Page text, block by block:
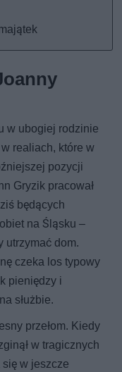
w ubogiej rodzinie
realiach, które w
pozycji
Gryzik pracował
będących
na Śląsku –
utrzymać dom.
czeka los typowy
pieniędzy i
służbie.
przełom. Kiedy
w tragicznych
w jeszcze